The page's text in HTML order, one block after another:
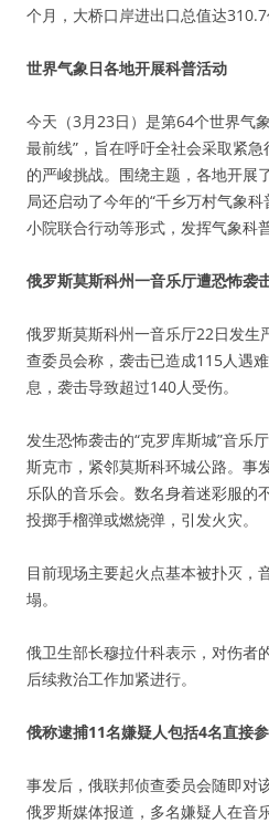
个月，大桥口岸进出口总值达310.7
世界气象日各地开展科普活动
今天（3月23日）是第64个世界气
最前线”，旨在呼吁全社会采取紧
的严峻挑战。围绕主题，各地开展
局还启动了今年的“千乡万村气象
小院联合行动等形式，发挥气象科
俄罗斯莫斯科州一音乐厅遭恐怖袭
俄罗斯莫斯科州一音乐厅22日发生
查委员会称，袭击已造成115人遇
息，袭击导致超过140人受伤。
发生恐怖袭击的“克罗库斯城”音乐
斯克市，紧邻莫斯科环城公路。事
乐队的音乐会。数名身着迷彩服的
投掷手榴弹或燃烧弹，引发火灾。
目前现场主要起火点基本被扑灭，
塌。
俄卫生部长穆拉什科表示，对伤者
后续救治工作加紧进行。
俄称逮捕11名嫌疑人包括4名直接
事发后，俄联邦侦查委员会随即对
俄罗斯媒体报道，多名嫌疑人在音